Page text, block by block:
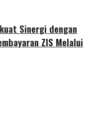
Sinergi dengan
ZIS Melalui